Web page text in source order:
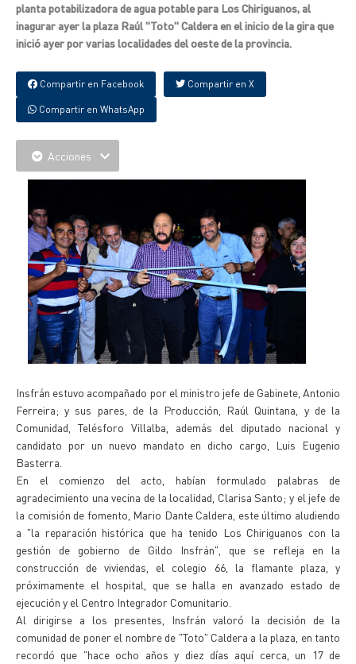
planta potabilizadora de agua potable para Los Chiriguanos, al
inagurar ayer la plaza Raúl "Toto" Caldera en el inicio de la gira que
inició ayer por varias localidades del oeste de la provincia.
Compartir en Facebook Compartir en X
Compartir en WhatsApp
Acciones
Insfrán estuvo acompañado por el ministro jefe de Gabinete, Antonio
Ferreira; y sus pares, de la Producción, Raúl Quintana, y de la
Comunidad, Telésforo Villalba, además del diputado nacional y
candidato por un nuevo mandato en dicho cargo, Luis Eugenio
Basterra.
En el comienzo del acto, habían formulado palabras de
agradecimiento una vecina de la localidad, Clarisa Santo; y el jefe de
la comisión de fomento, Mario Dante Caldera, este último aludiendo
a "la reparación histórica que ha tenido Los Chiriguanos con la
gestión de gobierno de Gildo Insfrán", que se refleja en la
construcción de viviendas, el colegio 66, la flamante plaza, y
próximamente el hospital, que se halla en avanzado estado de
ejecución y el Centro Integrador Comunitario.
Al dirigirse a los presentes, Insfrán valoró la decisión de la
comunidad de poner el nombre de "Toto" Caldera a la plaza, en tanto
recordó que "hace ocho años y diez días aquí cerca, un 17 de